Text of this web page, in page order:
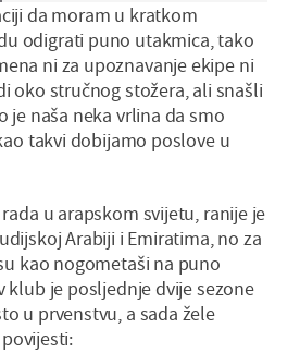
da moram u kratkom
odigrati puno utakmica, tako
ni za upoznavanje ekipe ni
oko stručnog stožera, ali snašli
je naša neka vrlina da smo
takvi dobijamo poslove u
u arapskom svijetu, ranije je
Arabiji i Emiratima, no za
kao nogometaši na puno
klub je posljednje dvije sezone
u prvenstvu, a sada žele